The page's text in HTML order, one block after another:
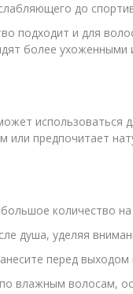
до
подходит и для
более ухоженными
или предпочитает
количество
душа, уделяя
перед
влажным волосам,